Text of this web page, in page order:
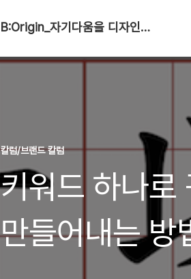
B:Origin_자기다움을 디자인합니다
칼럼/브랜드 칼럼
키워드 하나로
만들어내는 방